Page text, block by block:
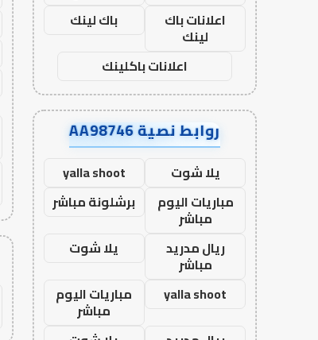
اعلانات باك
لينك
باك لينك
اعلانات باكلينك
روابط نصية AA98746
يلا شوت
yalla shoot
مباريات اليوم
مباشر
برشلونة مباشر
ريال مدريد
مباشر
يلا شوت
yalla shoot
مباريات اليوم
مباشر